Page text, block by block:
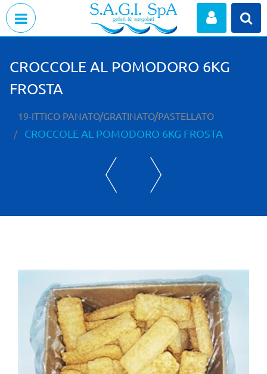
CROCCOLE AL POMODORO 6KG
FROSTA
19-ITTICO PANATO/GRATINATO/PASTELLATO
CROCCOLE AL POMODORO 6KG FROSTA